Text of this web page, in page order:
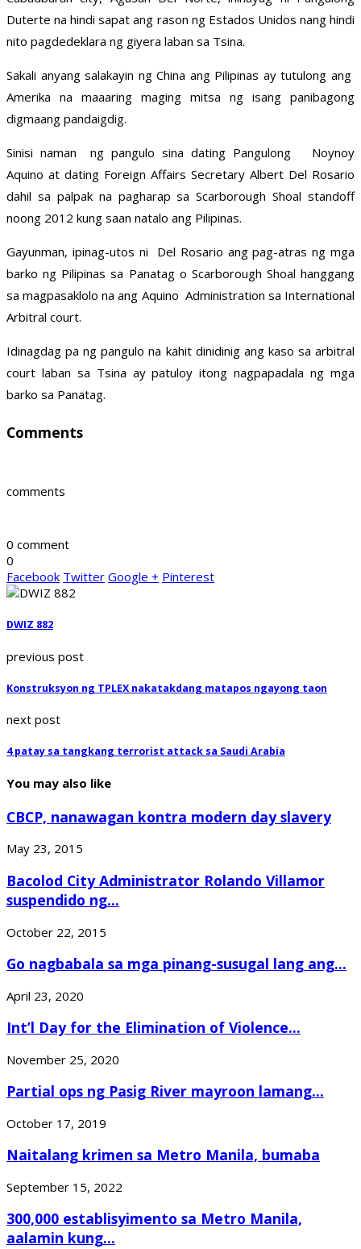
Duterte na hindi sapat ang rason ng Estados Unidos nang hindi
nito pagdedeklara ng giyera laban sa Tsina.
Sakali anyang salakayin ng China ang Pilipinas ay tutulong ang
Amerika na maaaring maging mitsa ng isang panibagong
digmaang pandaigdig.
Sinisi naman ng pangulo sina dating Pangulong Noynoy
Aquino at dating Foreign Affairs Secretary Albert Del Rosario
dahil sa palpak na pagharap sa Scarborough Shoal standoff
noong 2012 kung saan natalo ang Pilipinas.
Gayunman, ipinag-utos ni Del Rosario ang pag-atras ng mga
barko ng Pilipinas sa Panatag o Scarborough Shoal hanggang
sa magpasaklolo na ang Aquino Administration sa International
Arbitral court.
Idinagdag pa ng pangulo na kahit dinidinig ang kaso sa arbitral
court laban sa Tsina ay patuloy itong nagpapadala ng mga
barko sa Panatag.
Comments
comments
0 comment
0
Facebook Twitter Google + Pinterest
DWIZ 882
previous post
Konstruksyon ng TPLEX nakatakdang matapos ngayong taon
next post
4 patay sa tangkang terrorist attack sa Saudi Arabia
You may also like
CBCP, nanawagan kontra modern day slavery
May 23, 2015
Bacolod City Administrator Rolando Villamor
suspendido ng...
October 22, 2015
Go nagbabala sa mga pinang-susugal lang ang...
April 23, 2020
Int’l Day for the Elimination of Violence...
November 25, 2020
Partial ops ng Pasig River mayroon lamang...
October 17, 2019
Naitalang krimen sa Metro Manila, bumaba
September 15, 2022
300,000 establisyimento sa Metro Manila,
aalamin kung...